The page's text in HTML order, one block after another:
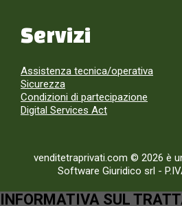
Servizi
Assistenza tecnica/operativa
Sicurezza
Condizioni di partecipazione
Digital Services Act
venditetraprivati.com © 2026 è
Software Giuridico srl -
INFORMATIVA SUL